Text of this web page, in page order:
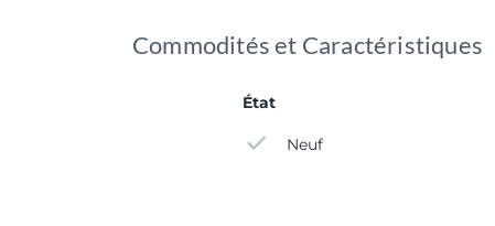
Commodités et Caractéristiques
État
Neuf